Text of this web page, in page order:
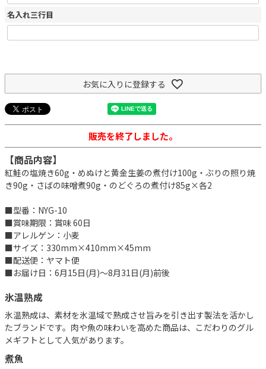
名入れ三行目
お気に入りに登録する
販売を終了しました。
【商品内容】
紅鮭の塩焼き60g・めぬけと黄金生姜の煮付け100g・ぶりの照り焼
き90g・さばの味噌煮90g・のどぐろの煮付け85g×各2
■型番：NYG-10
■賞味期限：賞味 60日
■アレルゲン：小麦
■サイズ：330mm×410mm×45mm
■配送便：ヤマト便
■お届け日：6月15日(月)～8月31日(月)前後
氷温熟成
氷温熟成は、素材を氷温域で熟成させ旨みを引き出す製法を活かし
たブランドです。肉や魚の味わいを高めた商品は、こだわりのグル
メギフトとして人気があります。
煮魚